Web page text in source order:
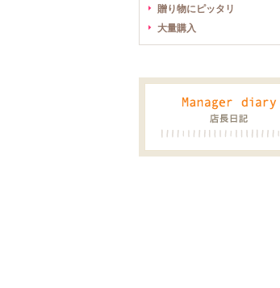
贈り物にピッタリ
大量購入